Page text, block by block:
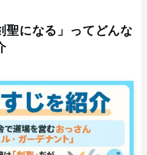
聖になる」ってどんな